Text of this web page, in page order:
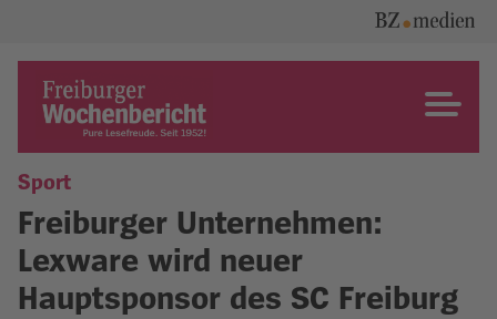
content
Freiburger Wochenbericht
Sport
Freiburger Unternehmen:
Lexware wird neuer
Hauptsponsor des SC Freiburg